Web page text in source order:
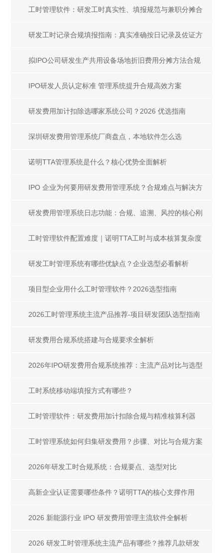
指南
工时管理软件：研发工时真实性、填报规范与兼职分摊合
规解析
研发工时记录合规填报指南：真实准确按日记录及佐证方
法
拟IPO公司研发生产共用设备场地折旧费用分摊方法合规
指南
IPO研发人员认定标准 管理系统提升合规高效方案
研发费用加计扣除选哪家系统公司？2026 优选指南
深圳研发费用管理系统厂商盘点，本地软件怎么选
诺明TTA管理系统是什么？核心优势全面解析
IPO 企业为何要用研发费用管理系统？合规难点与解决方
案解析
研发费用管理系统日志功能：合规、追溯、风控的核心刚
需
工时管理软件配置难度｜诺明TTA工时与成本核算复杂度
解析
研发工时管理系统有哪些优缺点？企业选型必看解析
项目型企业用什么工时管理软件？2026选型指南
2026工时管理系统主流产品推荐-项目研发团队选型指南
研发费用合规系统搭建与合规要求全解析
2026年IPO研发费用合规系统推荐：主流产品对比与选型
指南
工时系统移动端填报方式有哪些？
工时管理软件：研发费用加计扣除合规与精准核算利器
工时管理系统如何归集研发费用？步骤、对比与合规方案
2026年研发工时合规系统：合规要点、选型对比
高新企业认证需要哪些条件？诺明TTA的核心支撑作用
2026 新能源行业 IPO 研发费用管理主流软件全解析
2026 研发工时管理系统主流产品有哪些？推荐几款研发